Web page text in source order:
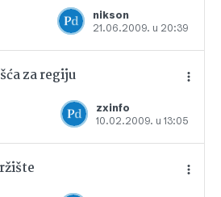
nikson
21.06.2009. u 20:39
Dodajte u favorite
za regiju
zxinfo
10.02.2009. u 13:05
Dodajte u favorite